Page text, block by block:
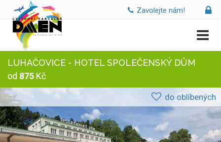
Zavolejte nám!
LUHAČOVICE - HOTEL SPOLEČENSKÝ DŮM
od 875 Kč
do oblíbených